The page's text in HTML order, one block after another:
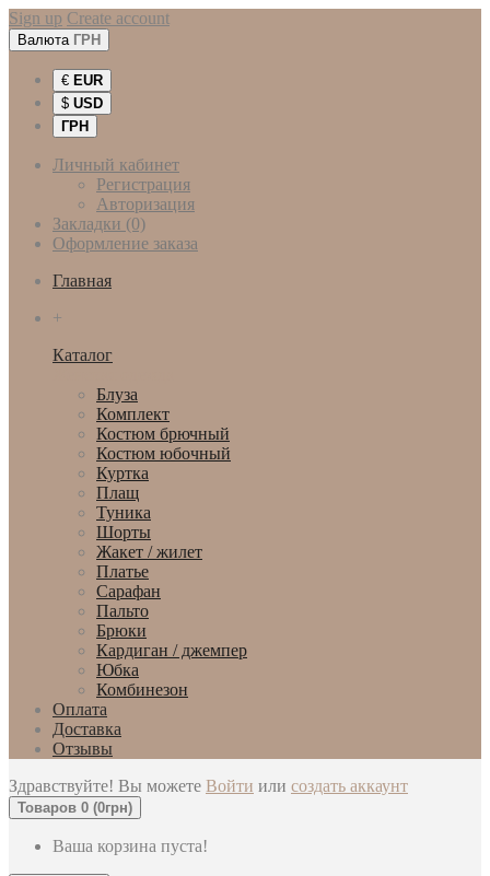
Sign up Create account
Валюта ГРН
€ EUR
$ USD
ГРН
Личный кабинет
Регистрация
Авторизация
Закладки (0)
Оформление заказа
Главная
+
Каталог
Блуза
Комплект
Костюм брючный
Костюм юбочный
Куртка
Плащ
Туника
Шорты
Жакет / жилет
Платье
Сарафан
Пальто
Брюки
Кардиган / джемпер
Юбка
Комбинезон
Оплата
Доставка
Отзывы
Здравствуйте! Вы можете Войти или создать аккаунт
Товаров 0 (0грн)
Ваша корзина пуста!